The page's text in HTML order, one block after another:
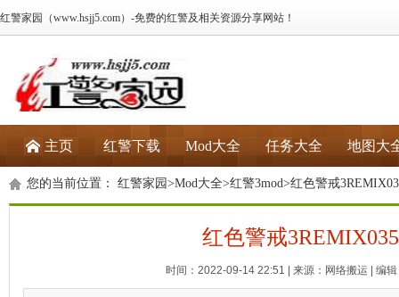
红警家园（www.hsjj5.com）-免费的红警及相关资源分享网站！
主页 红警下载 Mod大全 任务大全 地图大
您的当前位置： 红警家园 >Mod大全>红警3mod>红色警戒
红色警戒
时间：2022-09-14 22:51 | 来源：网络搬运 | 编